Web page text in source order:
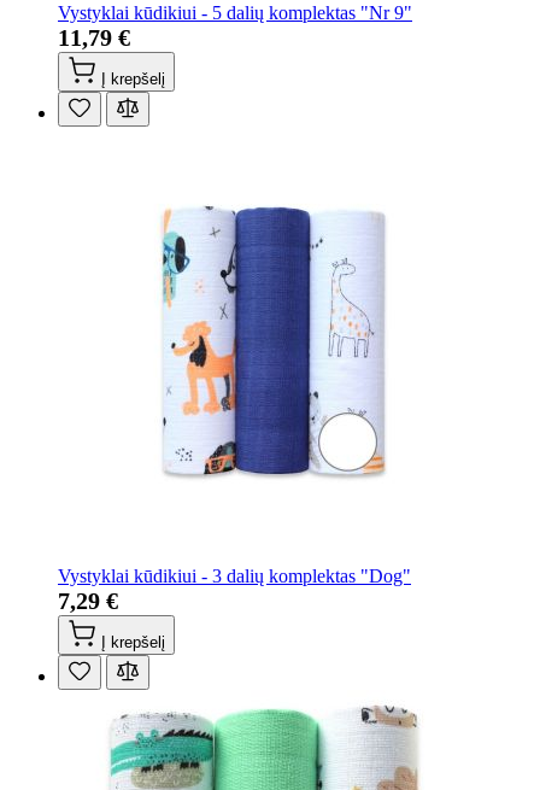
Vystyklai kūdikiui - 5 dalių komplektas "Nr 9"
11,79 €
Į krepšelį
Vystyklai kūdikiui - 3 dalių komplektas "Dog"
7,29 €
Į krepšelį